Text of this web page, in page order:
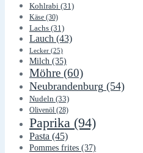
Kohlrabi (31)
Käse (30)
Lachs (31)
Lauch (43)
Lecker (25)
Milch (35)
Möhre (60)
Neubrandenburg (54)
Nudeln (33)
Olivenöl (28)
Paprika (94)
Pasta (45)
Pommes frites (37)